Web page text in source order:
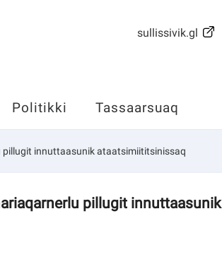
sullissivik.gl
Politikki Tassaarsuaq
pillugit innuttaasunik ataatsimiititsinissaq
pillugit innuttaasunik